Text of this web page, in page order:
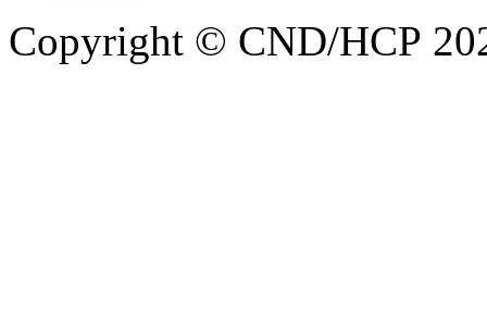
Copyright © CND/HCP